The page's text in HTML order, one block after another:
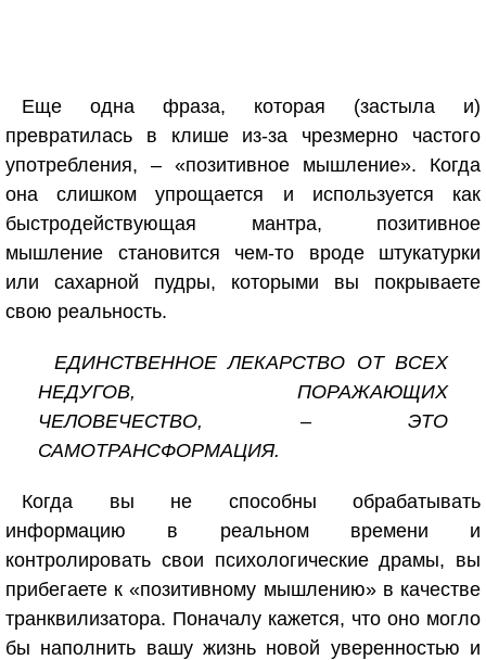
Еще одна фраза, которая (застыла и)
превратилась в клише из-за чрезмерно частого
употребления, – «позитивное мышление». Когда
она слишком упрощается и используется как
быстродействующая мантра, позитивное
мышление становится чем-то вроде штукатурки
или сахарной пудры, которыми вы покрываете
свою реальность.
ЕДИНСТВЕННОЕ ЛЕКАРСТВО ОТ ВСЕХ
НЕДУГОВ, ПОРАЖАЮЩИХ
ЧЕЛОВЕЧЕСТВО, – ЭТО
САМОТРАНСФОРМАЦИЯ.
Когда вы не способны обрабатывать
информацию в реальном времени и
контролировать свои психологические драмы, вы
прибегаете к «позитивному мышлению» в качестве
транквилизатора. Поначалу кажется, что оно могло
бы наполнить вашу жизнь новой уверенностью и